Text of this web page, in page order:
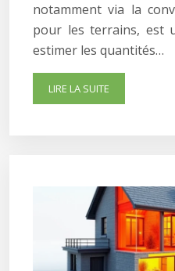
notamment via la
pour les terrains, est
estimer les quantités…
LIRE LA SUITE